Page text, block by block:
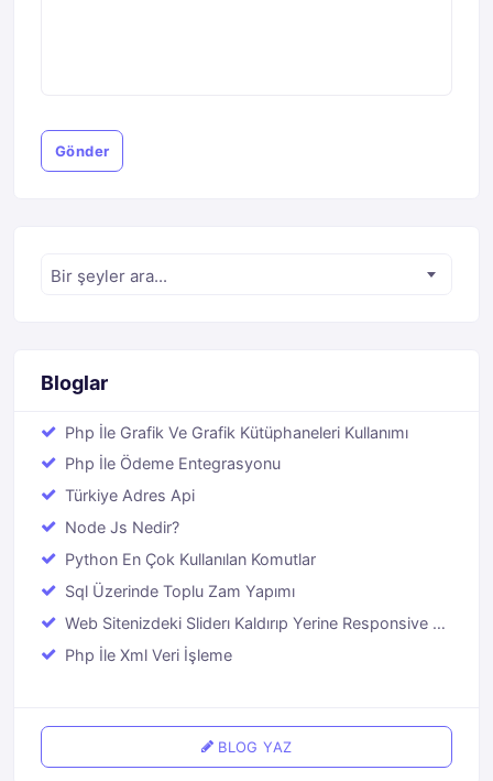
Gönder
Bir şeyler ara...
Bloglar
Php İle Grafik Ve Grafik Kütüphaneleri Kullanımı
Php İle Ödeme Entegrasyonu
Türkiye Adres Api
Node Js Nedir?
Python En Çok Kullanılan Komutlar
Sql Üzerinde Toplu Zam Yapımı
Web Sitenizdeki Sliderı Kaldırıp Yerine Responsive Bir
Youtube Videosu Eklemek
Php İle Xml Veri İşleme
BLOG YAZ